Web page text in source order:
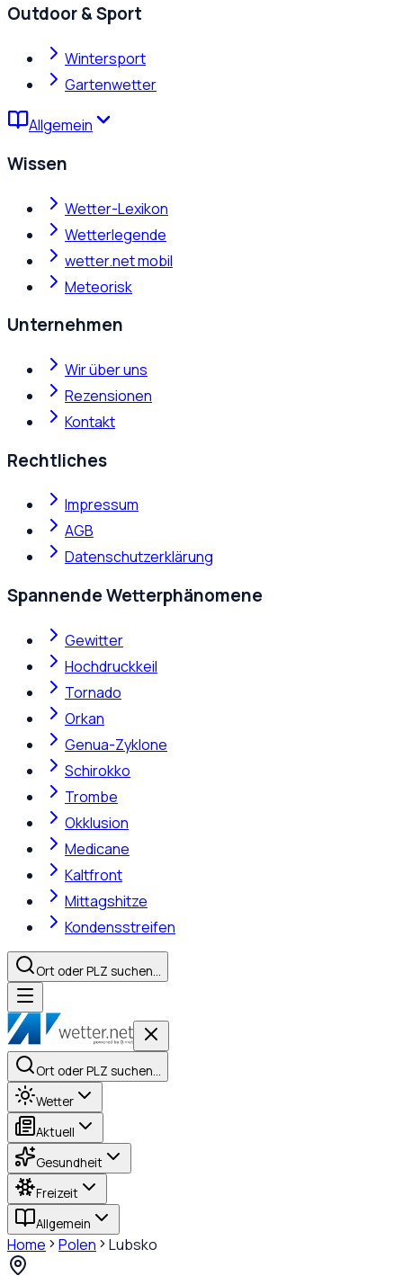
Outdoor & Sport
Wintersport
Gartenwetter
Allgemein
Wissen
Wetter-Lexikon
Wetterlegende
wetter.net mobil
Meteorisk
Unternehmen
Wir über uns
Rezensionen
Kontakt
Rechtliches
Impressum
AGB
Datenschutzerklärung
Spannende Wetterphänomene
Gewitter
Hochdruckkeil
Tornado
Orkan
Genua-Zyklone
Schirokko
Trombe
Okklusion
Medicane
Kaltfront
Mittagshitze
Kondensstreifen
Ort oder PLZ suchen…
Ort oder PLZ suchen…
Wetter
Aktuell
Gesundheit
Freizeit
Allgemein
Home Polen Lubsko